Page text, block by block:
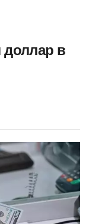
доллар в